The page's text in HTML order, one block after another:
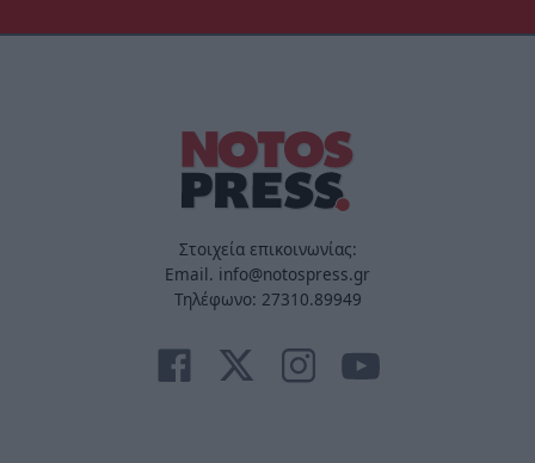
Στοιχεία επικοινωνίας:
Email. info@notospress.gr
Τηλέφωνο: 27310.89949